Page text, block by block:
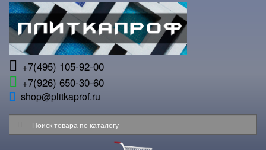
+7(495) 105-92-00
+7(926) 650-30-60
shop@plitkaprof.ru